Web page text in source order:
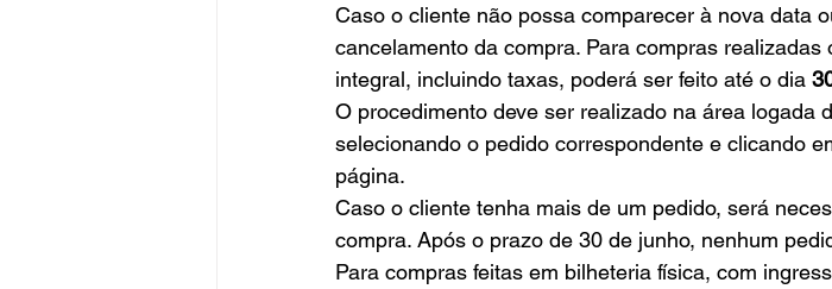
Caso o cliente não possa comparecer à nova data
cancelamento da compra. Para compras
integral, incluindo taxas, poderá ser feito até o dia
O procedimento deve ser realizado na área logada
selecionando o pedido correspondente e clicando
página.
Caso o cliente tenha mais de um pedido, será
compra. Após o prazo de 30 de junho, nenhum
Para compras feitas em bilheteria física, com